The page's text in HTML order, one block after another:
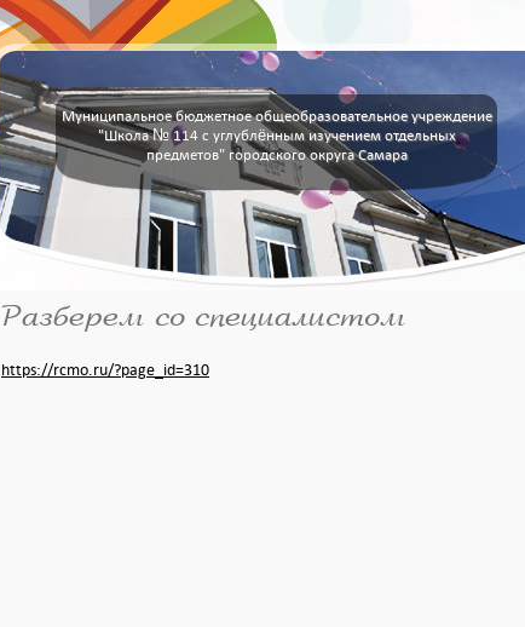
Муниципальное бюджетное общеобразовательное учреждение
"Школа № 114 с углублённым изучением отдельных
предметов" городского округа Самара
Разберем со специалистом
https://rcmo.ru/?page_id=310